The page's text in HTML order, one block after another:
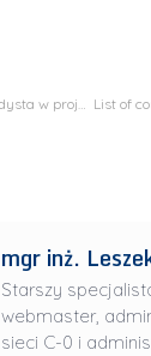
Doktorant-stypendysta w projekcie SONATA BIS-11
mgr inż.
Starszy
webmaster,
sieci C-0 i